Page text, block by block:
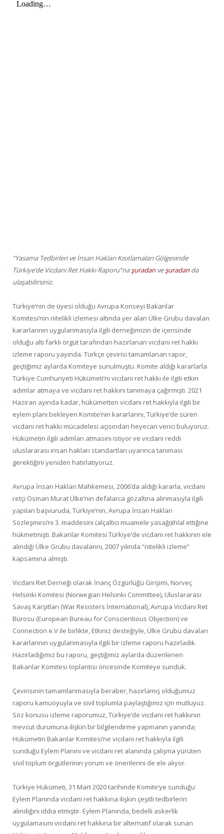
“Yasama Tedbirleri ve İnsan Hakları Kısıtlamaları Gölgesinde
Türkiye’de Vicdani Ret Hakkı Raporu”na şuradanve şuradanda
ulaşabilirsiniz.
Türkiye’nin de üyesi olduğu Avrupa Konseyi Bakanlar
Komitesi’nin nitelikli izlemesi altında yer alan Ülke Grubu davaları
kararlarının uygulanmasıyla ilgili derneğimizin de içerisinde
olduğu altı farklı örgüt tarafından hazırlanan vicdani ret hakkı
izleme raporu yayında. Türkçe çevirisi tamamlanan rapor,
geçtiğimiz aylarda Komiteye sunulmuştu. Komite aldığı kararlarla
Türkiye Cumhuriyeti Hükümeti’ni vicdani ret hakkı ile ilgili etkin
adımlar atmaya ve vicdani ret hakkını tanımaya çağırmıştı. 2021
Haziran ayında kadar, hükümetten vicdani ret hakkıyla ilgili bir
eylem planı bekleyen Komite’nin kararlarını, Türkiye’de süren
vicdani ret hakkı mücadelesi açısından heyecan verici buluyoruz.
Hükümetin ilgili adımları atmasını istiyor ve vicdani reddi
uluslararası insan hakları standartları uyarınca tanıması
gerektiğini yeniden hatırlatıyoruz.
Avrupa İnsan Hakları Mahkemesi, 2006’da aldığı kararla, vicdani
retçi Osman Murat Ülke’nin defalarca gözaltına alınmasıyla ilgili
yapılan başvuruda, Türkiye’nin, Avrupa İnsan Hakları
Sözleşmesi’ni 3. maddesini (alçaltıcı muamele yasağı)ihlal ettiğine
hükmetmişti. Bakanlar Komitesi Türkiye’de vicdani ret hakkının ele
alındığı Ülke Grubu davalarını, 2007 yılında “nitelikli izleme”
kapsamına almıştı.
Vicdani Ret Derneği olarak İnanç Özgürlüğü Girişimi, Norveç
Helsinki Komitesi (Norwegian Helsinki Committee), Uluslararası
Savaş Karşıtları (War Resisters İnternational), Avrupa Vicdani Ret
Bürosu (European Bureau for Conscientious Objection) ve
Connection e.V ile birlikte, Etkiniz desteğiyle, Ülke Grubu davaları
kararlarının uygulanmasıyla ilgili bir izleme raporu hazırladık.
Hazırladığımız bu raporu, geçtiğimiz aylarda düzenlenen
Bakanlar Komitesi toplantısı öncesinde Komiteye sunduk.
Çevirisinin tamamlanmasıyla beraber, hazırlamış olduğumuz
raporu kamuoyuyla ve sivil toplumla paylaştığımız için mutluyuz.
Söz konusu izleme raporumuz, Türkiye’de vicdani ret hakkının
mevcut durumuna ilişkin bir bilgilendirme yapmanın yanında;
Hükümetin Bakanlar Komitesi’ne vicdani ret hakkıyla ilgili
sunduğu Eylem Planını ve vicdani ret alanında çalışma yürüten
sivil toplum örgütlerinin yorum ve önerilerini de ele alıyor.
Türkiye Hükümeti, 31 Mart 2020 tarihinde Komite’ye sunduğu
Eylem Planında vicdani ret hakkına ilişkin çeşitli tedbirlerin
alındığını iddia etmiştir. Eylem Planında, bedelli askerlik
uygulamasını vicdani ret hakkına bir alternatif olarak sunan